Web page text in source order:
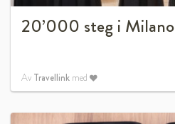
20’000 steg i Milano
Av Travellink med